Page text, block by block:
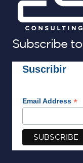
Subscribe
Suscribir
Email Address *